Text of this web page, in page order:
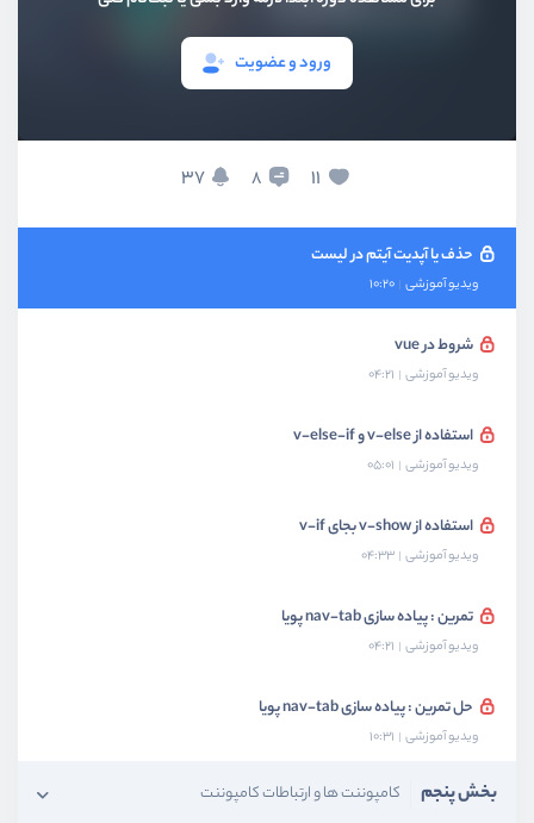
ورود و عضویت
11
8
37
ویدیو آموزشی
اطلاعات بیشتر در مورد لیست ها
حذف یا آپدیت آیتم در لیست
ویدیو آموزشی 10:20
شروط در vue
ویدیو آموزشی 04:21
استفاده از v-else و v-else-if
ویدیو آموزشی 05:01
استفاده از v-show بجای v-if
ویدیو آموزشی 04:33
تمرین : پیاده سازی nav-tab پویا
ویدیو آموزشی 04:21
حل تمرین : پیاده سازی nav-tab پویا
ویدیو آموزشی 10:31
بخش پنجم کامپوننت ها و ارتباطات کامپوننت